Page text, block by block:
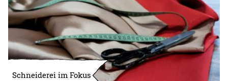
Schneiderei im Fokus